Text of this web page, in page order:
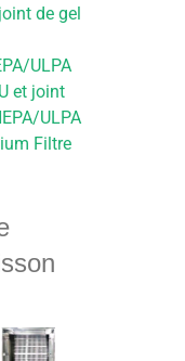
de gel
ULPA
et joint
ULPA
Filtre